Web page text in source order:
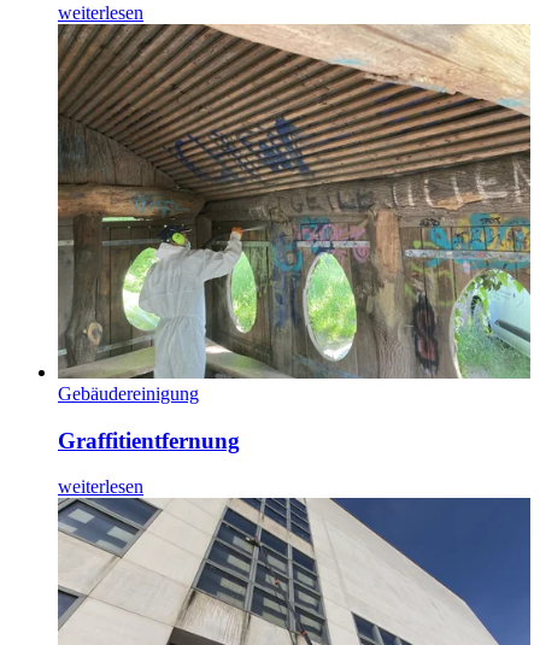
weiterlesen
Gebäudereinigung
Graffitientfernung
weiterlesen